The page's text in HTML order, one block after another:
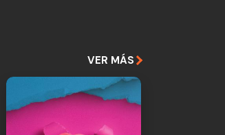
VER MÁS